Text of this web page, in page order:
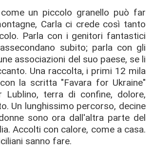
un piccolo granello può far
Carla ci crede così tanto
Parla con i genitori fantastici
subito; parla con gli
associazioni del suo paese, se li
Una raccolta, i primi 12 mila
la scritta "Favara for Ukraine"
Lublino, terra di confine, dolore,
Un lunghissimo percorso, decine
sono ora dall'altra parte del
Accolti con calore, come a casa.
sanno fare.